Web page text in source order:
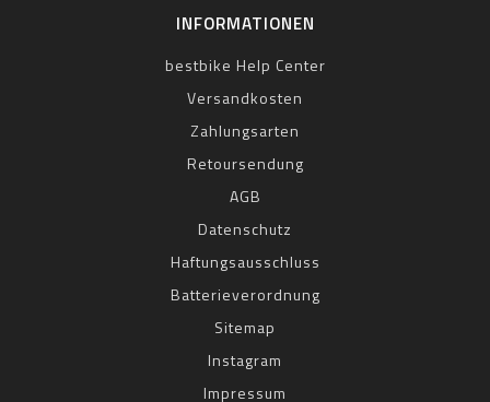
INFORMATIONEN
bestbike Help Center
Versandkosten
Zahlungsarten
Retoursendung
AGB
Datenschutz
Haftungsausschluss
Batterieverordnung
Sitemap
Instagram
Impressum